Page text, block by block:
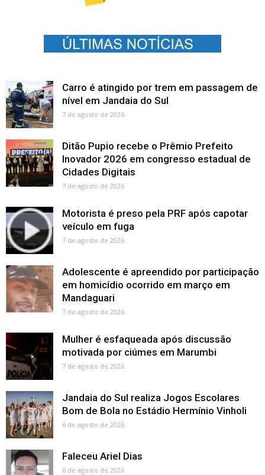
Carro é atingido por trem em passagem de
nível em Jandaia do Sul
7 de agosto de 2026
Ditão Pupio recebe o Prêmio Prefeito
Inovador 2026 em congresso estadual de
Cidades Digitais
7 de agosto de 2026
Motorista é preso pela PRF após capotar
veículo em fuga
7 de agosto de 2026
Adolescente é apreendido por participação
em homicídio ocorrido em março em
Mandaguari
7 de agosto de 2026
Mulher é esfaqueada após discussão
motivada por ciúmes em Marumbi
7 de agosto de 2026
Jandaia do Sul realiza Jogos Escolares
Bom de Bola no Estádio Hermínio Vinholi
6 de agosto de 2026
Faleceu Ariel Dias
6 de agosto de 2026